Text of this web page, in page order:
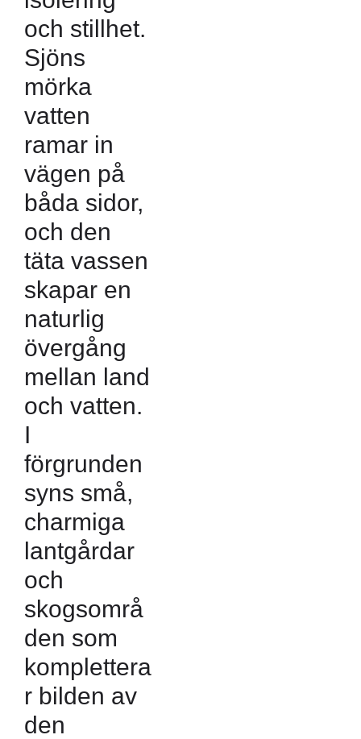
och stillhet.
Sjöns
mörka
vatten
ramar in
vägen på
båda sidor,
och den
täta vassen
skapar en
naturlig
övergång
mellan land
och vatten.
I
förgrunden
syns små,
charmiga
lantgårdar
och
skogsområ
den som
komplettera
r bilden av
den